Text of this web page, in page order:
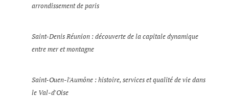
arrondissement de paris
Saint-Denis Réunion : découverte de la capitale dynamique
entre mer et montagne
Saint-Ouen-l'Aumône : histoire, services et qualité de vie dans
le Val-d'Oise